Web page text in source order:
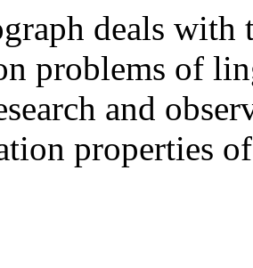
deals with
problems of
and
properties